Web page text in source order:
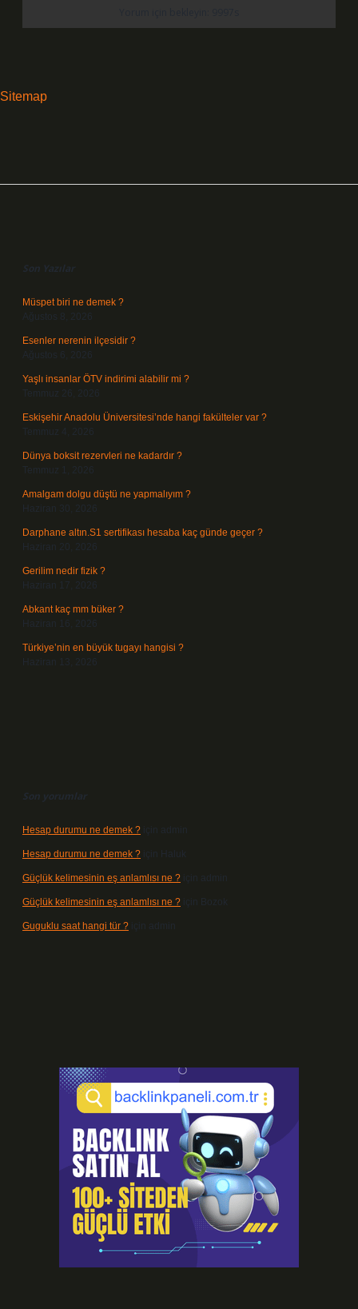
Sitemap
Son Yazılar
Müspet biri ne demek ?
Ağustos 8, 2026
Esenler nerenin ilçesidir ?
Ağustos 6, 2026
Yaşlı insanlar ÖTV indirimi alabilir mi ?
Temmuz 26, 2026
Eskişehir Anadolu Üniversitesi’nde hangi fakülteler var ?
Temmuz 4, 2026
Dünya boksit rezervleri ne kadardır ?
Temmuz 1, 2026
Amalgam dolgu düştü ne yapmalıyım ?
Haziran 30, 2026
Darphane altın.S1 sertifikası hesaba kaç günde geçer ?
Haziran 20, 2026
Gerilim nedir fizik ?
Haziran 17, 2026
Abkant kaç mm büker ?
Haziran 16, 2026
Türkiye’nin en büyük tugayı hangisi ?
Haziran 13, 2026
Son yorumlar
Hesap durumu ne demek ? için admin
Hesap durumu ne demek ? için Haluk
Güçlük kelimesinin eş anlamlısı ne ? için admin
Güçlük kelimesinin eş anlamlısı ne ? için Bozok
Guguklu saat hangi tür ? için admin